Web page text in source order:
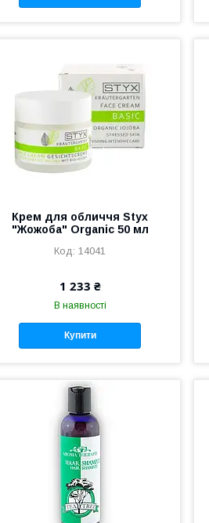
Крем для обличчя Styx
"Жожоба" Organic 50 мл
14041
1 233 ₴
В наявності
Купити